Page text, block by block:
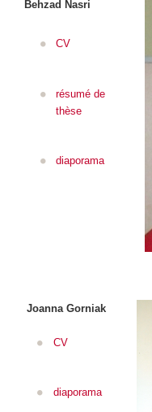
Behzad Nasri
CV
résumé de
thèse
diaporama
Joanna Gorniak
CV
diaporama